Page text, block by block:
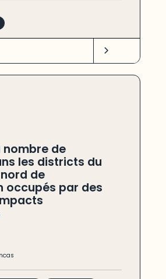
nombre de
les districts du
de
occupés par des